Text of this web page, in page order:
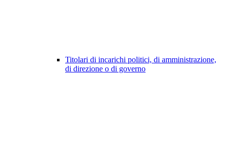
Titolari di incarichi politici, di amministrazione,
di direzione o di governo